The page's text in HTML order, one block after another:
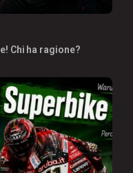
Chi ha ragione?